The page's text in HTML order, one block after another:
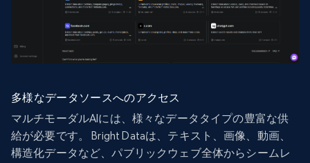
多様なデータソースへのアクセス
マルチモーダルAIには、様々なデータタイプの豊富な供
給が必要です。 Bright Dataは、テキスト、画像、動画、
構造化データなど、パブリックウェブ全体からシームレ